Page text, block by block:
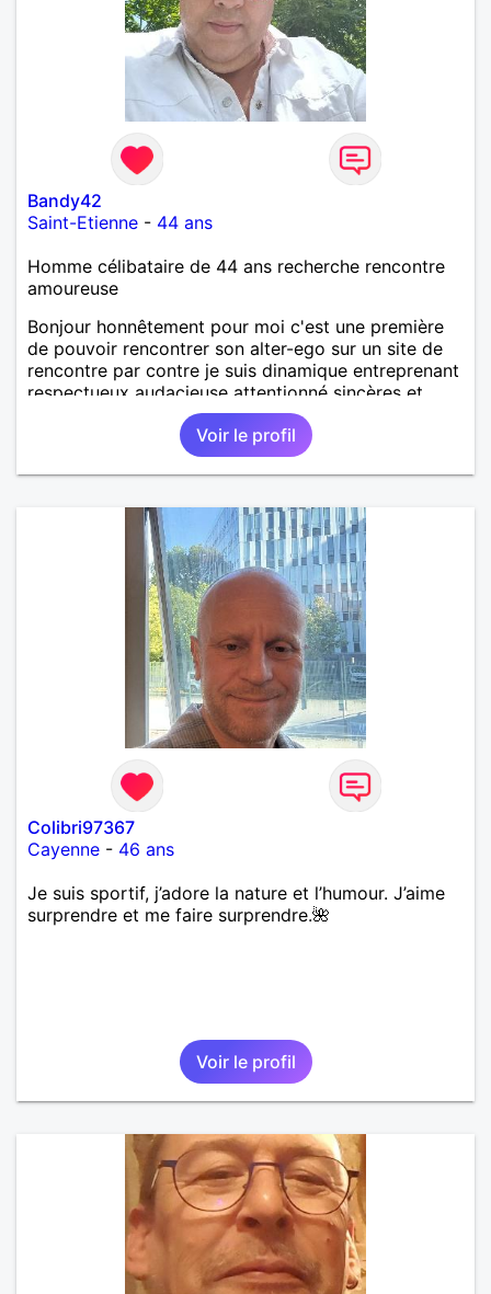
Bandy42
Saint-Etienne - 44 ans
Homme célibataire de 44 ans recherche rencontre
amoureuse
Bonjour honnêtement pour moi c'est une première
de pouvoir rencontrer son alter-ego sur un site de
rencontre par contre je suis dinamique entreprenant
respectueux audacieuse attentionné sincères et
expressif et j' aime surtout les câlins et à les
partager avec humour et amour bisous à+ à bientôt
Voir le profil
Colibri97367
Cayenne - 46 ans
Je suis sportif, j’adore la nature et l’humour. J’aime
surprendre et me faire surprendre.🌺
Voir le profil